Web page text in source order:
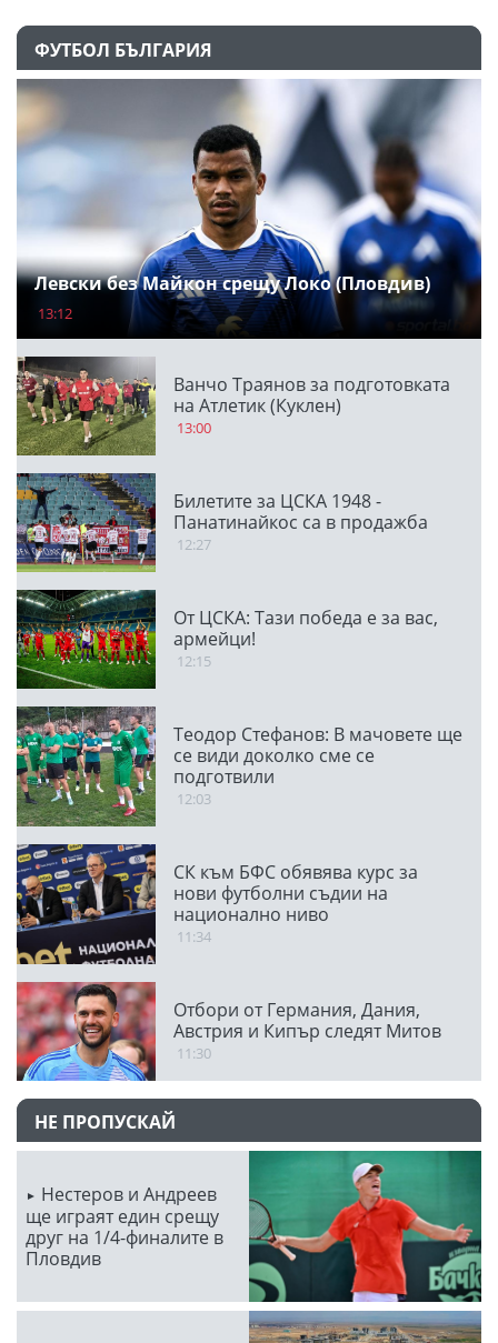
ФУТБОЛ БЪЛГАРИЯ
Левски без Майкон срещу Локо (Пловдив)
13:12
Ванчо Траянов за подготовката
на Атлетик (Куклен)
13:00
Билетите за ЦСКА 1948 -
Панатинайкос са в продажба
12:27
От ЦСКА: Тази победа е за вас,
армейци!
12:15
Теодор Стефанов: В мачовете ще
се види доколко сме се
подготвили
12:03
СК към БФС обявява курс за
нови футболни съдии на
национално ниво
11:34
Отбори от Германия, Дания,
Австрия и Кипър следят Митов
11:30
НЕ ПРОПУСКАЙ
Нестеров и Андреев
ще играят един срещу
друг на 1/4-финалите в
Пловдив